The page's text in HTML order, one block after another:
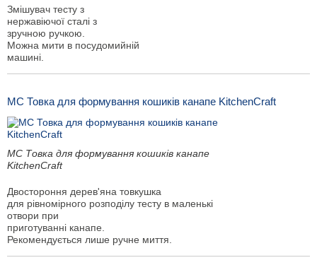
Змішувач тесту з
нержавіючої сталі з
зручною ручкою.
Можна мити в посудомийній
машині.
MC Товка для формування кошиків канапе KitchenCraft
MC Товка для формування кошиків канапе
KitchenCraft
Двостороння дерев'яна товкушка
для рівномірного розподілу тесту в маленькі
отвори при
приготуванні канапе.
Рекомендується лише ручне миття.